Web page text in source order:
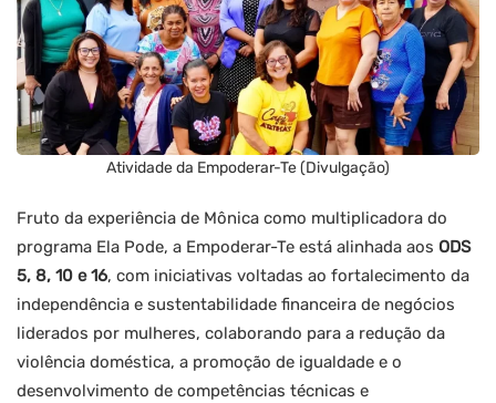
Atividade da Empoderar-Te (Divulgação)
Fruto da experiência de Mônica como multiplicadora do
programa Ela Pode, a Empoderar-Te está alinhada aos ODS
5, 8, 10 e 16, com iniciativas voltadas ao fortalecimento da
independência e sustentabilidade financeira de negócios
liderados por mulheres, colaborando para a redução da
violência doméstica, a promoção de igualdade e o
desenvolvimento de competências técnicas e